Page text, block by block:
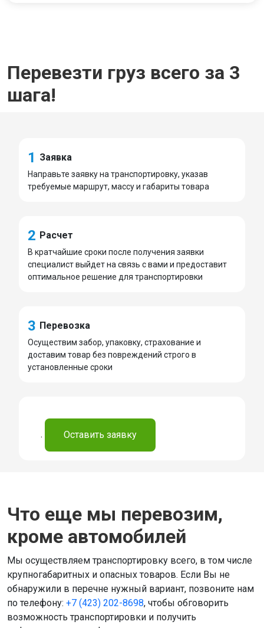
Перевезти груз всего за 3
шага!
1 Заявка
Направьте заявку на транспортировку, указав
требуемые маршрут, массу и габариты товара
2 Расчет
В кратчайшие сроки после получения заявки
специалист выйдет на связь с вами и предоставит
оптимальное решение для транспортировки
3 Перевозка
Осуществим забор, упаковку, страхование и
доставим товар без повреждений строго в
установленные сроки
. Оставить заявку
Что еще мы перевозим,
кроме автомобилей
Мы осуществляем транспортировку всего, в том числе
крупногабаритных и опасных товаров. Если Вы не
обнаружили в перечне нужный вариант, позвоните нам
по телефону: +7 (423) 202-8698, чтобы обговорить
возможность транспортировки и получить